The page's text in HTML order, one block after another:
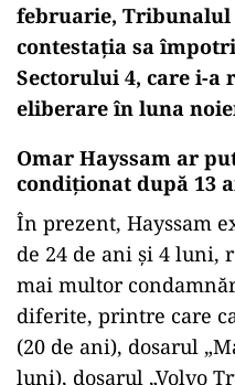
februarie,
contestația sa
Sectorului 4, care i-a
eliberare în luna
Omar Hayssam ar
condiționat după 13
În prezent, Hayssam
de 24 de ani și 4 luni,
mai multor
diferite, printre care
(20 de ani), dosarul
luni), dosarul „Volvo